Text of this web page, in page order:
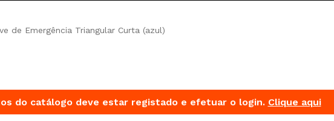
de Emergência Triangular Curta (azul)
do catálogo deve estar registado e efetuar o login. Clique aqui